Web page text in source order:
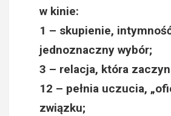
w kinie:
1 – skupienie,
jednoznaczny wybór;
3 – relacja, która
12 – pełnia uczucia,
związku;